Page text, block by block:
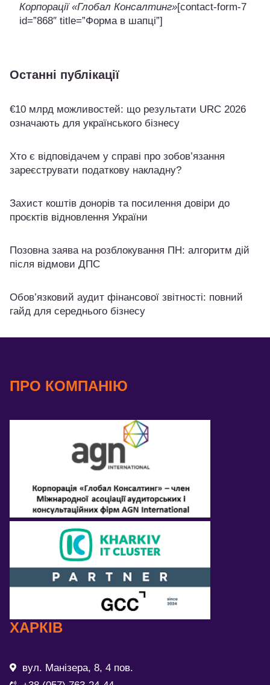
Корпорації «Глобал Консалтинг»[contact-form-7
id=”868″ title=”Форма в шапці”]
Останні публікації
€10 млрд можливостей: що результати URC 2026
означають для українського бізнесу
Хто є відповідачем у справі про зобов’язання
зареєструвати податкову накладну?
Захист коштів донорів та посилення довіри до
проєктів відновлення України
Позовна заява на розблокування ПН: алгоритм дій
після відмови ДПС
Обов’язковий аудит фінансової звітності: повний
гайд для середнього бізнесу
ПРО КОМПАНІЮ
ХАРКІВ
вул. Манізера, 8, 4 пов.